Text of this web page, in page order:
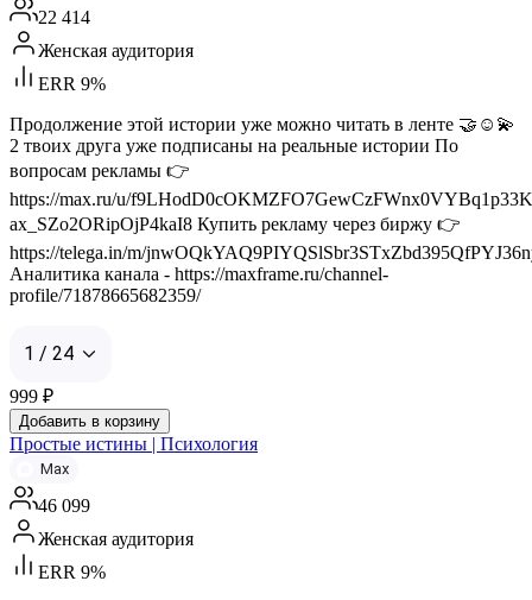
22 414
Женская аудитория
ERR 9%
Продолжение этой истории уже можно читать в ленте 🤝☺️💫
2 твоих друга уже подписаны на реальные истории По
вопросам рекламы 👉
https://max.ru/u/
ax_SZo2ORipOjP4kaI8 Купить рекламу через биржу 👉
https://telega.in/m/
Аналитика канала - https://maxframe.ru/channel-
profile/71878665682359/
1 / 24
999 ₽
Добавить в корзину
Простые истины | Психология
Max
46 099
Женская аудитория
ERR 9%